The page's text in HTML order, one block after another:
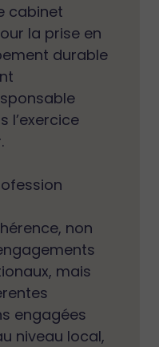
cabinet
la prise en
durable
l’exercice
non
mais
engagées
niveau local,